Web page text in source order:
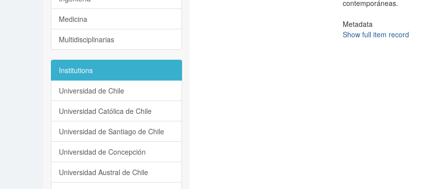
contemporáneas.
Metadata
Show full item record
Medicina
Multidisciplinarias
Institutions
Universidad de Chile
Universidad Católica de Chile
Universidad de Santiago de Chile
Universidad de Concepción
Universidad Austral de Chile